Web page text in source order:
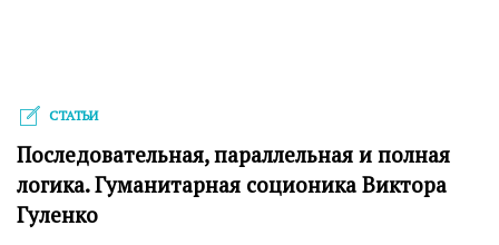
СТАТЬИ
Последовательная, параллельная и полная
логика. Гуманитарная соционика Виктора
Гуленко